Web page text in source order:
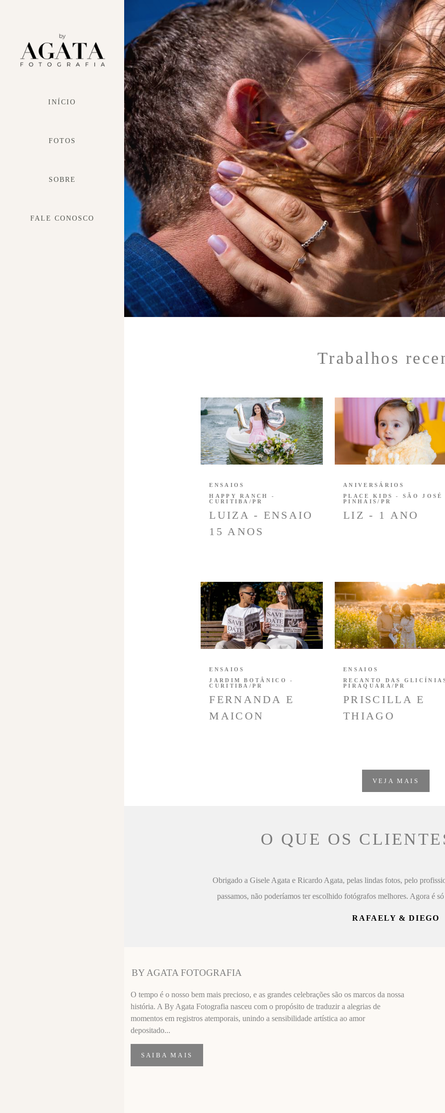
INÍCIO
FOTOS
SOBRE
FALE CONOSCO
Trabalhos
LUIZA - ENSAIO
15 ANOS
ENSAIOS
HAPPY RANCH -
CURITIBA/PR
LIZ - 1 ANO
ANIVERSÁRIOS
PLACE KIDS - SÃO JOSÉ
PINHAIS/PR
FERNANDA E
MAICON
ENSAIOS
JARDIM BOTÂNICO -
CURITIBA/PR
PRISCILLA E
THIAGO
ENSAIOS
RECANTO DAS
PIRAQUARA/PR
VEJA MAIS
O QUE OS
Obrigado a Gisele Agata e Ricardo Agata, pelas lindas fotos, pelo
passamos, não poderíamos ter escolhido fotógrafos melhores. Agora é
RAFAELY & DIEGO
BY AGATA FOTOGRAFIA
O tempo é o nosso bem mais precioso, e as grandes celebrações são os marcos da nossa
história. A By Agata Fotografia nasceu com o propósito de traduzir a alegrias de
momentos em registros atemporais, unindo a sensibilidade artística ao amor
depositado...
SAIBA MAIS